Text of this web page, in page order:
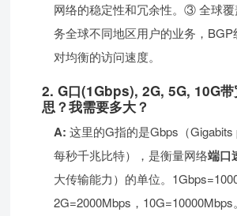
网络的稳定性和冗余性。③ 全球
务全球不同地区用户的业务，BGP
对均衡的访问速度。
2. G口(1Gbps), 2G, 5G, 10G带
思？我需要多大？
A: 这里的G指的是Gbps（Gigabits
每秒千兆比特），是衡量网络端口
大传输能力）的单位。
2G=2000Mbps，